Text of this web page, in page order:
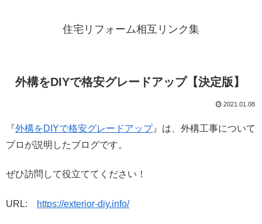
住宅リフォーム相互リンク集
外構をDIYで格安グレードアップ【決定版】
2021.01.08
『外構をDIYで格安グレードアップ』は、外構工事について
プロが説明したブログです。
ぜひ訪問して役立ててください！
URL: https://exterior-diy.info/